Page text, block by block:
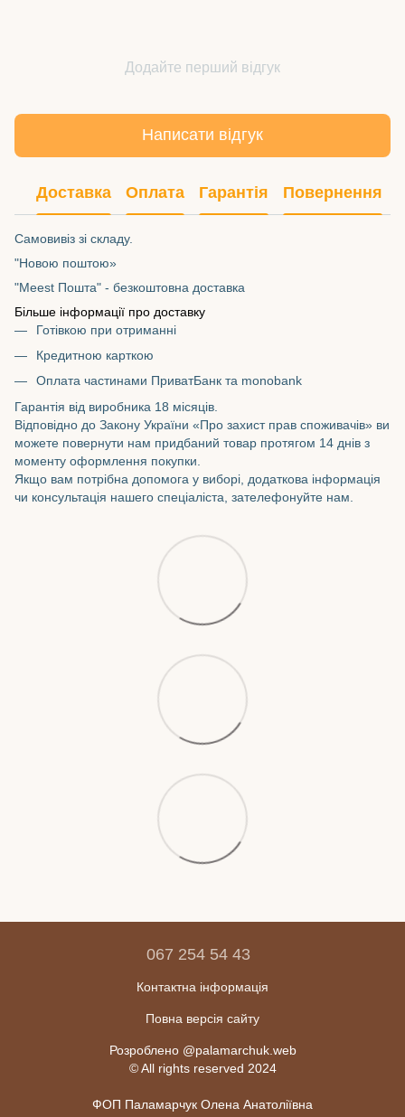
Додайте перший відгук
Написати відгук
Доставка Оплата Гарантія Повернення
Самовивіз зі складу.
"Новою поштою»
"Meest Пошта" - безкоштовна доставка
Більше інформації про доставку
Готівкою при отриманні
Кредитною карткою
Оплата частинами ПриватБанк та monobank
Гарантія від виробника 18 місяців.
Відповідно до Закону України «Про захист прав споживачів» ви
можете повернути нам придбаний товар протягом 14 днів з
моменту оформлення покупки.
Якщо вам потрібна допомога у виборі, додаткова інформація
чи консультація нашего спеціаліста, зателефонуйте нам.
067 254 54 43
Контактна інформація
Повна версія сайту
Розроблено @palamarchuk.web
© All rights reserved 2024
ФОП Паламарчук Олена Анатоліївна